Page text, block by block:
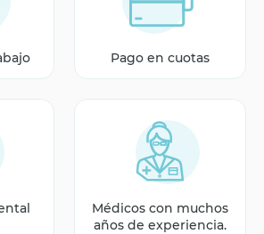
Pago en cuotas
Médicos con muchos
años de experiencia.